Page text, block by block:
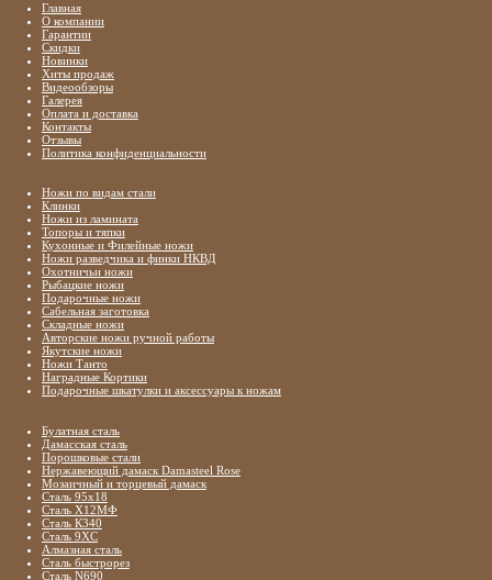
Главная
О компании
Гарантии
Скидки
Новинки
Хиты продаж
Видеообзоры
Галерея
Оплата и доставка
Контакты
Отзывы
Политика конфиденциальности
Ножи по видам стали
Клинки
Ножи из ламината
Топоры и тяпки
Кухонные и Филейные ножи
Ножи разведчика и финки НКВД
Охотничьи ножи
Рыбацкие ножи
Подарочные ножи
Сабельная заготовка
Складные ножи
Авторские ножи ручной работы
Якутские ножи
Ножи Танто
Наградные Кортики
Подарочные шкатулки и аксессуары к ножам
Булатная сталь
Дамасская сталь
Порошковые стали
Нержавеющий дамаск Damasteel Rose
Мозаичный и торцевый дамаск
Сталь 95х18
Сталь Х12МФ
Сталь К340
Сталь 9ХС
Алмазная сталь
Сталь быстрорез
Сталь N690